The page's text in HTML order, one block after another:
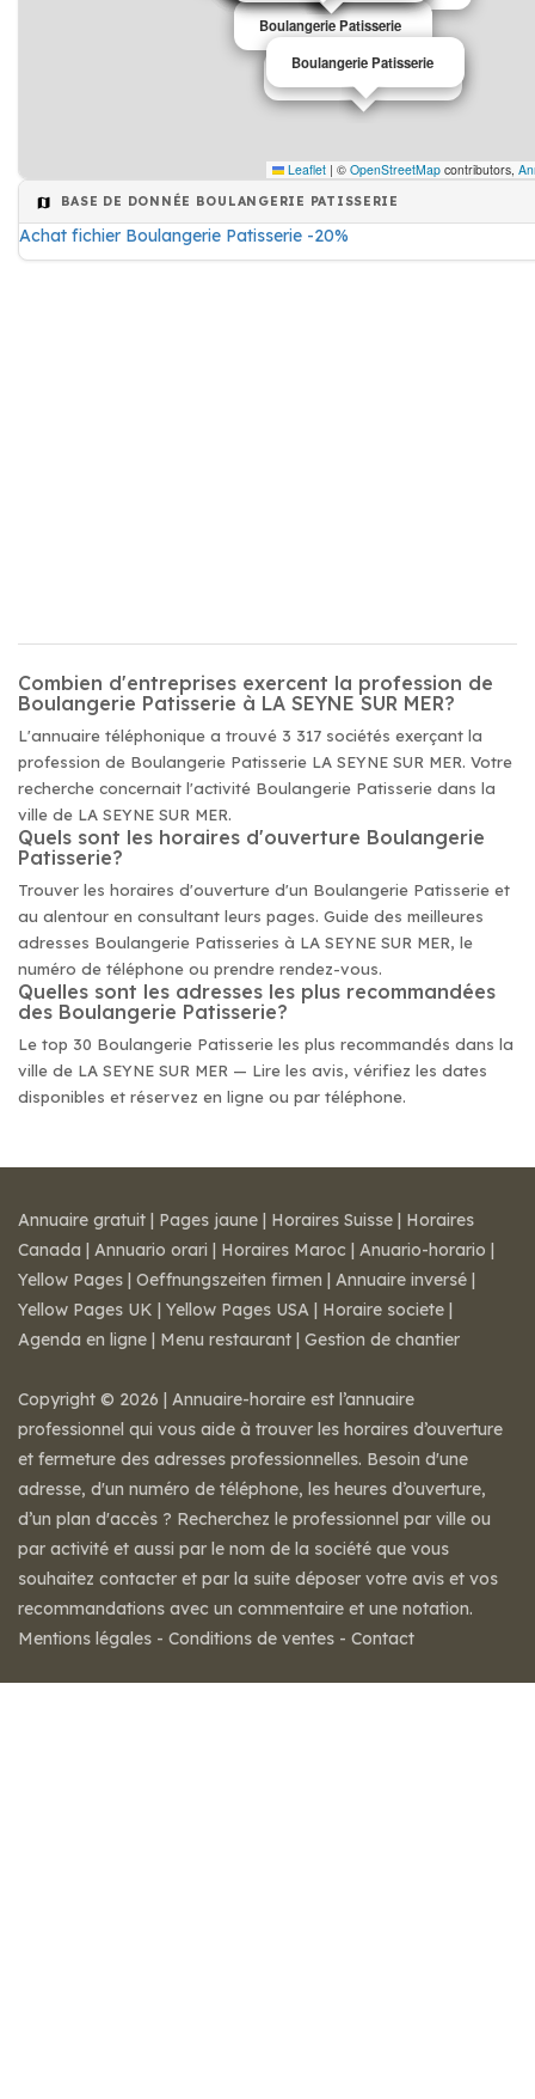
Boulangerie Patisserie
Boulangerie Patisserie
Boulangerie Patisserie
Leaflet | © OpenStreetMap contributors,
BASE DE DONNÉE BOULANGERIE PATISSERIE
Achat fichier Boulangerie Patisserie -20%
Combien d'entreprises exercent la profession de
Boulangerie Patisserie à LA SEYNE SUR MER?
L'annuaire téléphonique a trouvé 3 317 sociétés exerçant la
profession de Boulangerie Patisserie LA SEYNE SUR MER. Votre
recherche concernait l'activité Boulangerie Patisserie dans la
ville de LA SEYNE SUR MER.
Quels sont les horaires d'ouverture Boulangerie
Patisserie?
Trouver les horaires d'ouverture d'un Boulangerie Patisserie et
au alentour en consultant leurs pages. Guide des meilleures
adresses Boulangerie Patisseries à LA SEYNE SUR MER, le
numéro de téléphone ou prendre rendez-vous.
Quelles sont les adresses les plus recommandées
des Boulangerie Patisserie?
Le top 30 Boulangerie Patisserie les plus recommandés dans la
ville de LA SEYNE SUR MER — Lire les avis, vérifiez les dates
disponibles et réservez en ligne ou par téléphone.
Annuaire gratuit | Pages jaune | Horaires Suisse | Horaires
Canada | Annuario orari | Horaires Maroc | Anuario-horario |
Yellow Pages | Oeffnungszeiten firmen | Annuaire inversé |
Yellow Pages UK | Yellow Pages USA | Horaire societe |
Agenda en ligne | Menu restaurant | Gestion de chantier
Copyright © 2026 | Annuaire-horaire est l’annuaire
professionnel qui vous aide à trouver les horaires d’ouverture
et fermeture des adresses professionnelles. Besoin d'une
adresse, d'un numéro de téléphone, les heures d’ouverture,
d’un plan d'accès ? Recherchez le professionnel par ville ou
par activité et aussi par le nom de la société que vous
souhaitez contacter et par la suite déposer votre avis et vos
recommandations avec un commentaire et une notation.
Mentions légales - Conditions de ventes - Contact